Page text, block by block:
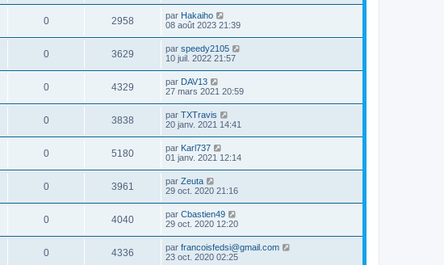
0 2958 par Hakaiho
08 août 2023 21:39
0 3629 par speedy2105
10 juil. 2022 21:57
0 4329 par DAV13
27 mars 2021 20:59
0 3838 par TXTravis
20 janv. 2021 14:41
0 5180 par Karl737
01 janv. 2021 12:14
0 3961 par Zeuta
29 oct. 2020 21:16
0 4040 par Cbastien49
29 oct. 2020 12:20
0 4336 par francoisfedsi@gmail.com
23 oct. 2020 02:25